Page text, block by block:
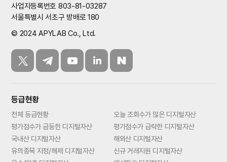
사업자등록번호 803-81-03287
서울특별시 서초구 방배로 180
© 2024 APYLAB Co., Ltd.
등급현황
전체 등급현황
오늘 조회수가 많은 디지털자산
평가점수가 급등한 디지털자산
평가점수가 급락한 디지털자산
국내산 디지털자산
해외산 디지털자산
유의종목 지정/해제 디지털자산
신규 거래지원 디지털자산